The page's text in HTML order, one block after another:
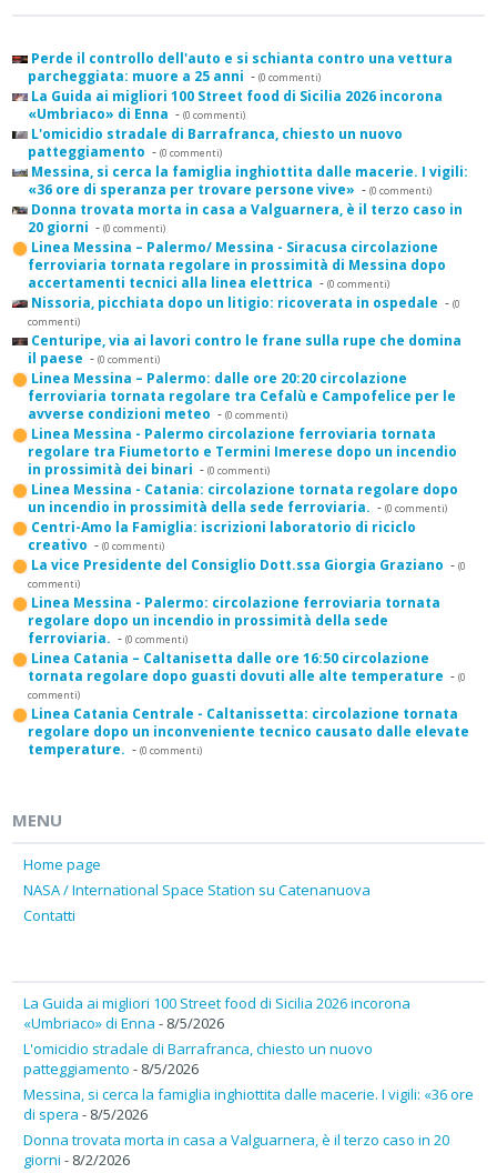
Perde il controllo dell'auto e si schianta contro una vettura
parcheggiata: muore a 25 anni - (0 commenti)
La Guida ai migliori 100 Street food di Sicilia 2026 incorona
«Umbriaco» di Enna - (0 commenti)
L'omicidio stradale di Barrafranca, chiesto un nuovo
patteggiamento - (0 commenti)
Messina, si cerca la famiglia inghiottita dalle macerie. I vigili:
«36 ore di speranza per trovare persone vive» - (0 commenti)
Donna trovata morta in casa a Valguarnera, è il terzo caso in
20 giorni - (0 commenti)
Linea Messina – Palermo/ Messina - Siracusa circolazione
ferroviaria tornata regolare in prossimità di Messina dopo
accertamenti tecnici alla linea elettrica - (0 commenti)
Nissoria, picchiata dopo un litigio: ricoverata in ospedale - (0
commenti)
Centuripe, via ai lavori contro le frane sulla rupe che domina
il paese - (0 commenti)
Linea Messina – Palermo: dalle ore 20:20 circolazione
ferroviaria tornata regolare tra Cefalù e Campofelice per le
avverse condizioni meteo - (0 commenti)
Linea Messina - Palermo circolazione ferroviaria tornata
regolare tra Fiumetorto e Termini Imerese dopo un incendio
in prossimità dei binari - (0 commenti)
Linea Messina - Catania: circolazione tornata regolare dopo
un incendio in prossimità della sede ferroviaria. - (0 commenti)
Centri-Amo la Famiglia: iscrizioni laboratorio di riciclo
creativo - (0 commenti)
La vice Presidente del Consiglio Dott.ssa Giorgia Graziano - (0
commenti)
Linea Messina - Palermo: circolazione ferroviaria tornata
regolare dopo un incendio in prossimità della sede
ferroviaria. - (0 commenti)
Linea Catania – Caltanisetta dalle ore 16:50 circolazione
tornata regolare dopo guasti dovuti alle alte temperature - (0
commenti)
Linea Catania Centrale - Caltanissetta: circolazione tornata
regolare dopo un inconveniente tecnico causato dalle elevate
temperature. - (0 commenti)
MENU
Home page
NASA / International Space Station su Catenanuova
Contatti
La Guida ai migliori 100 Street food di Sicilia 2026 incorona
«Umbriaco» di Enna - 8/5/2026
L'omicidio stradale di Barrafranca, chiesto un nuovo
patteggiamento - 8/5/2026
Messina, si cerca la famiglia inghiottita dalle macerie. I vigili: «36 ore
di spera - 8/5/2026
Donna trovata morta in casa a Valguarnera, è il terzo caso in 20
giorni - 8/2/2026